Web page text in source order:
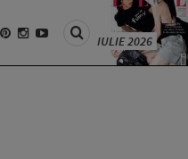
IULIE 2026